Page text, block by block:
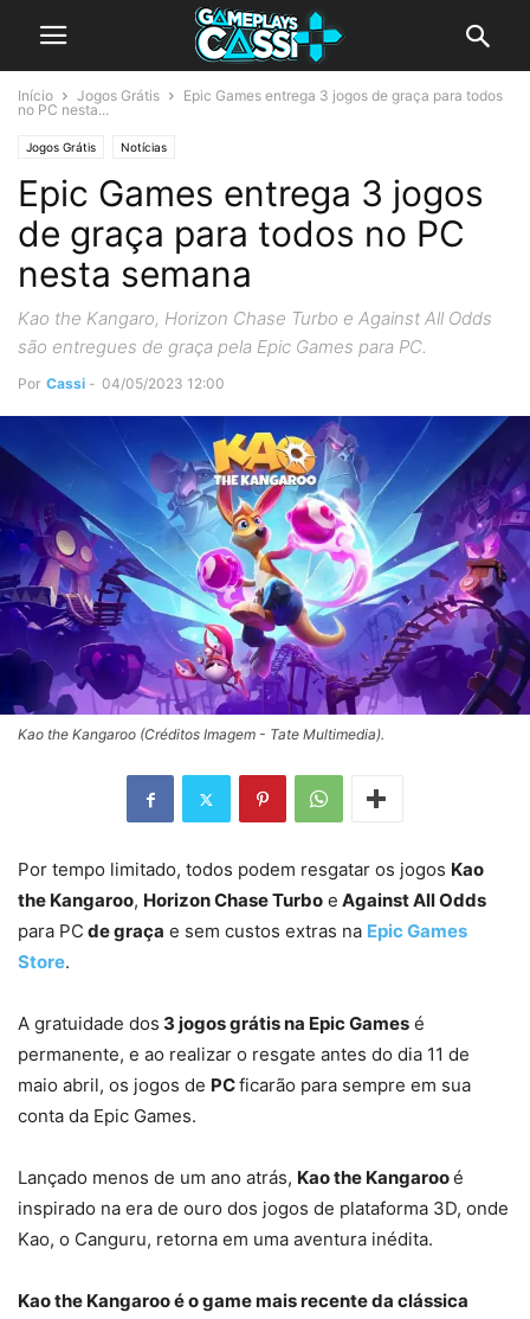
Início Jogos Grátis
Epic Games entrega 3 jogos de graça para todos
no PC nesta...
Jogos Grátis Notícias
Epic Games entrega 3 jogos
de graça para todos no PC
nesta semana
Kao the Kangaro, Horizon Chase Turbo e Against All Odds
são entregues de graça pela Epic Games para PC.
Por Cassi - 04/05/2023 12:00
Kao the Kangaroo (Créditos Imagem - Tate Multimedia).
Por tempo limitado, todos podem resgatar os jogos Kao
the Kangaroo, Horizon Chase Turbo e Against All Odds
para PC de graça e sem custos extras na Epic Games
Store.
A gratuidade dos 3 jogos grátis na Epic Games é
permanente, e ao realizar o resgate antes do dia 11 de
maio abril, os jogos de PCficarão para sempre em sua
conta da Epic Games.
Lançado menos de um ano atrás, Kao the Kangarooé
inspirado na era de ouro dos jogos de plataforma 3D, onde
Kao, o Canguru, retorna em uma aventura inédita.
Kao the Kangaroo é o game mais recente da clássica